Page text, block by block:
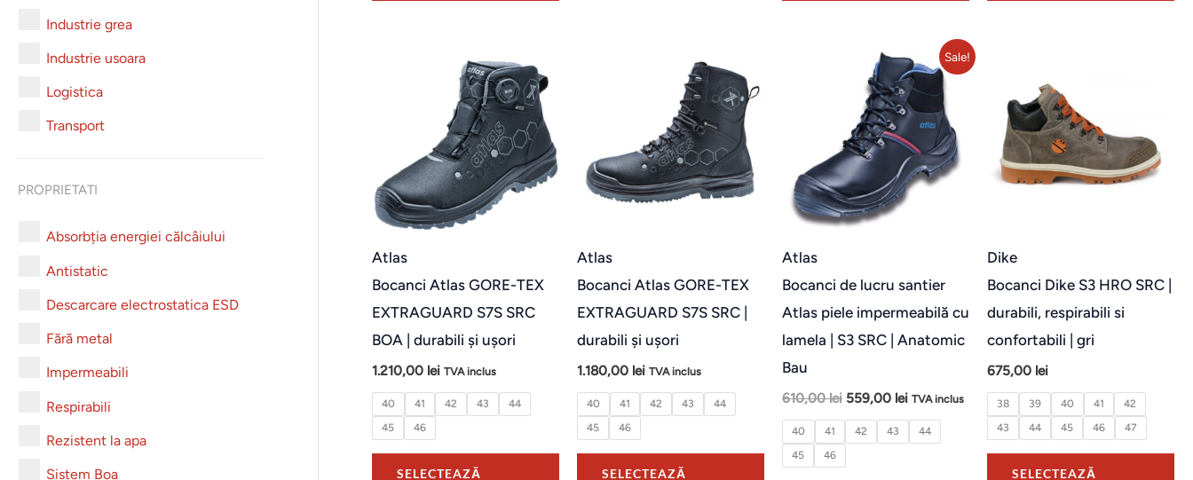
Industrie grea
Industrie usoara
Logistica
Transport
PROPRIETATI
Absorbția energiei călcâiului
Antistatic
Descarcare electrostatica ESD
Fără metal
Impermeabili
Respirabili
Rezistent la apa
Sistem Boa
Atlas
Bocanci Atlas GORE-TEX
EXTRAGUARD S7S SRC
BOA | durabili și ușori
1.210,00 lei TVA inclus
40 41 42 43
44
45
46
SELECTEAZĂ
multe
variații.
pot
alese
Atlas
Bocanci Atlas GORE-TEX
EXTRAGUARD S7S SRC |
durabili și ușori
1.180,00 lei TVA inclus
40 41 42 43
44
45
46
SELECTEAZĂ
variații.
Opțiunile
pot
alese
pagina
Sale!
Atlas
Bocanci de lucru santier
Atlas piele impermeabilă cu
lamela | S3 SRC | Anatomic
Bau
610,00lei 559,00 lei TVA inclus
40 41 42 43
44
45
46
Acest
multe
pot
alese
Dike
Bocanci Dike S3 HRO SRC |
durabili, respirabili si
confortabili | gri
675,00 lei
38 39 40 41
42
43
44 45 46 47
SELECTEAZĂ